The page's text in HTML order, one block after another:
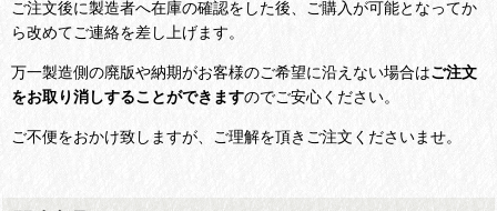
ご注文後に製造者へ在庫の確認をした後、ご購入が可能となってか
ら改めてご連絡を差し上げます。
万一製造側の廃版や納期がお客様のご希望に沿えない場合はご注文
をお取り消しすることができますのでご安心ください。
ご不便をおかけ致しますが、ご理解を頂きご注文くださいませ。